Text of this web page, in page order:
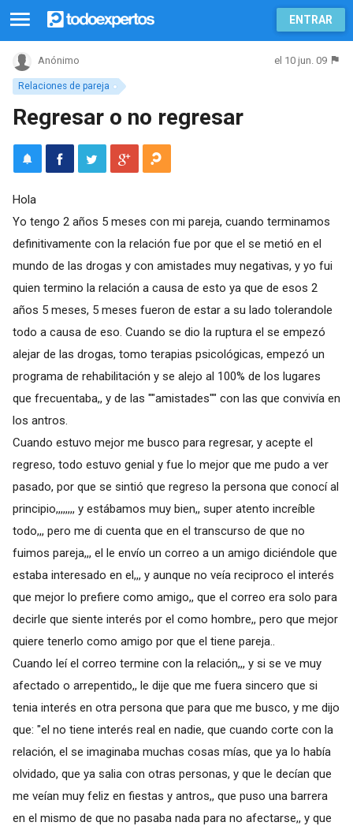
ENTRAR
Relaciones de pareja
Anónimo el 10 jun. 09
Regresar o no regresar
Hola
Yo tengo 2 años 5 meses con mi pareja, cuando terminamos
definitivamente con la relación fue por que el se metió en el
mundo de las drogas y con amistades muy negativas, y yo fui
quien termino la relación a causa de esto ya que de esos 2
años 5 meses, 5 meses fueron de estar a su lado tolerandole
todo a causa de eso. Cuando se dio la ruptura el se empezó
alejar de las drogas, tomo terapias psicológicas, empezó un
programa de rehabilitación y se alejo al 100% de los lugares
que frecuentaba,, y de las ""amistades"" con las que convivía en
los antros.
Cuando estuvo mejor me busco para regresar, y acepte el
regreso, todo estuvo genial y fue lo mejor que me pudo a ver
pasado, por que se sintió que regreso la persona que conocí al
principio,,,,,,,, y estábamos muy bien,, super atento increíble
todo,,, pero me di cuenta que en el transcurso de que no
fuimos pareja,,, el le envío un correo a un amigo diciéndole que
estaba interesado en el,,, y aunque no veía reciproco el interés
que mejor lo prefiere como amigo,, que el correo era solo para
decirle que siente interés por el como hombre,, pero que mejor
quiere tenerlo como amigo por que el tiene pareja..
Cuando leí el correo termine con la relación,,, y si se ve muy
afectado o arrepentido,, le dije que me fuera sincero que si
tenia interés en otra persona que para que me busco, y me dijo
que: "el no tiene interés real en nadie, que cuando corte con la
relación, el se imaginaba muchas cosas mías, que ya lo había
olvidado, que ya salia con otras personas, y que le decían que
me veían muy feliz en fiestas y antros,, que puso una barrera
en el mismo de que no pasaba nada para no afectarse,, y que